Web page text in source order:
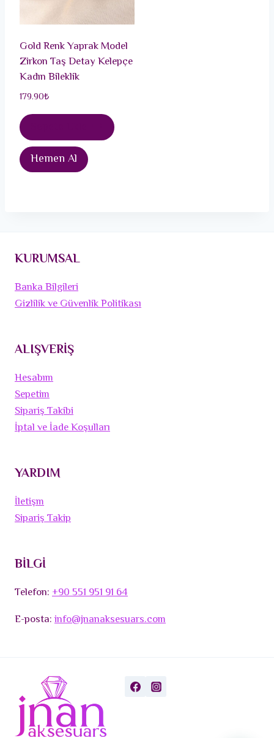
Gold Renk Yaprak Model
Zirkon Taş Detay Kelepçe
Kadın Bileklik
179.90₺
Hemen Al
KURUMSAL
Banka Bilgileri
Gizlilik ve Güvenlik Politikası
ALIŞVERİŞ
Hesabım
Sepetim
Sipariş Takibi
İptal ve İade Koşulları
YARDIM
İletişm
Sipariş Takip
BİLGİ
Telefon:+90 551 951 91 64
E-posta:info@jnanaksesuars.com